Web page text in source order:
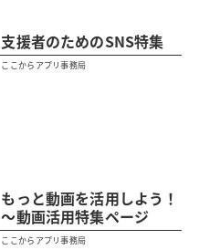
支援者のためのSNS特集
ここからアプリ事務局
もっと動画を活用しよう！
～動画活用特集ページ
ここからアプリ事務局